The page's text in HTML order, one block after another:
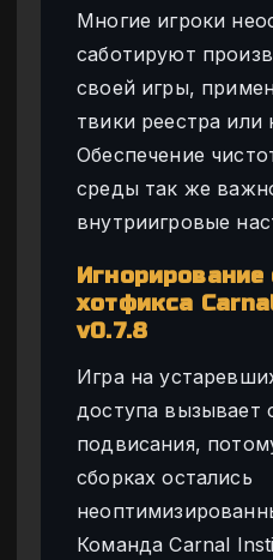
Многие игроки
саботируют
своей игры,
твики реестра или
Обеспечение
среды так же
внутриигровые
Игнорирование
хотфикса
v0.7.8
Игра на
доступа вызывает
подвисания,
сборках остались
Команда Carnal